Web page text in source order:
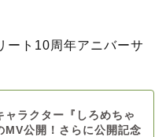
ート10周年アニバーサ
ャラクター『しろめちゃ
MV公開！さらに公開記念